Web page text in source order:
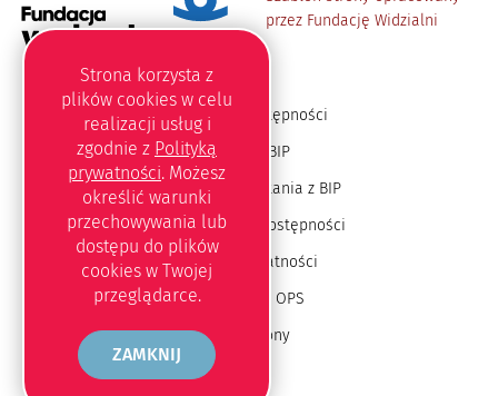
Strona korzysta z
plików cookies w celu
realizacji usług i
zgodnie z Polityką
prywatności. Możesz
określić warunki
przechowywania lub
dostępu do plików
cookies w Twojej
przeglądarce.
ZAMKNIJ
przez Fundację Widzialni
Deklaracja dostępności
Redakcja BIP
Instrukcja korzystania z BIP
Oświadczenie o dostępności
Polityka prywatności
Jesteśmy na OPS
Mapa strony